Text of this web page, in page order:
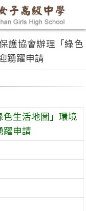
護協會辦理「綠色
踴躍申請
色生活地圖」環境
躍申請